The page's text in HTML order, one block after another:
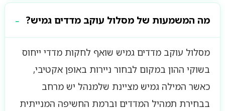
מה המשמעות של מסלול עוקב מדדים גמיש?
מסלול עוקב מדדים גמיש שואף לחקות מדדי ייחוס
בשוקי ההון במקום לבחור ניירות באופן אקטיבי,
כאשר המילה גמיש מציינת שלמנהל יש מרחב
בבחירת תמהיל המדדים וברמת החשיפה המנייתית